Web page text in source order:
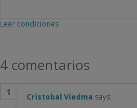
Leer condiciones
4 comentarios
Cristobal Viedma says: